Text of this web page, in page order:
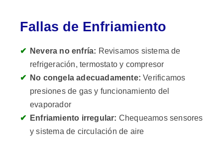
Fallas de Enfriamiento
Nevera no enfría: Revisamos sistema de
refrigeración, termostato y compresor
No congela adecuadamente: Verificamos
presiones de gas y funcionamiento del
evaporador
Enfriamiento irregular: Chequeamos sensores
y sistema de circulación de aire